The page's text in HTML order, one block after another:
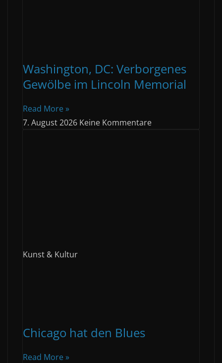
Washington, DC: Verborgenes
Gewölbe im Lincoln Memorial
Read More »
7. August 2026 Keine Kommentare
Kunst & Kultur
Chicago hat den Blues
Read More »